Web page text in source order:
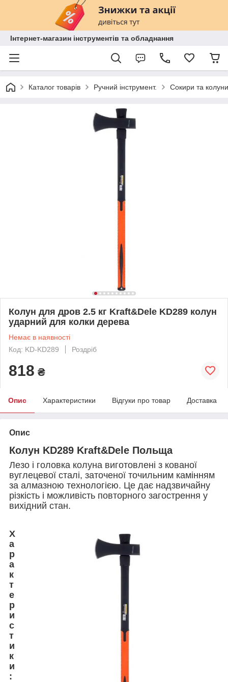
Інтернет-магазин інструментів та обладнання
Каталог товарів Ручний інструмент. Сокири та колуни
Колун для дров 2.5 кг Kraft&Dele KD289 колун
ударний для колки дерева
Немає в наявності
Код: KD-KD289
Роздріб
818 ₴
Опис Характеристики Відгуки про товар Доставка
Опис
Колун KD289 Kraft&Dele Польща
Лезо і головка колуна виготовлені з кованої
вуглецевої сталі, заточеної точильним камінням
за алмазною технологією. Це дає надзвичайну
різкість і можливість повторного загострення у
вихідний стан.
Х
а
р
а
к
т
е
р
и
с
т
и
к
и
: